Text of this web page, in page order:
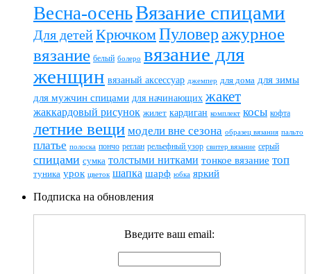
Весна-осеньВязание спицами
Для детейКрючкомПуловер ажурное
вязание белый болеро вязание для
женщин вязаный аксессуар джемпер для дома для зимы
для мужчин спицами для начинающих жакет
жаккардовый рисунок жилет кардиган комплект косы кофта
летние вещи модели вне сезона образец вязания пальто
платье полоска пончо реглан рельефный узор свитер вязание серый
спицами сумка толстыми нитками тонкое вязание топ
туника урок цветок шапка шарф юбка яркий
Подписка на обновления
Введите ваш email: